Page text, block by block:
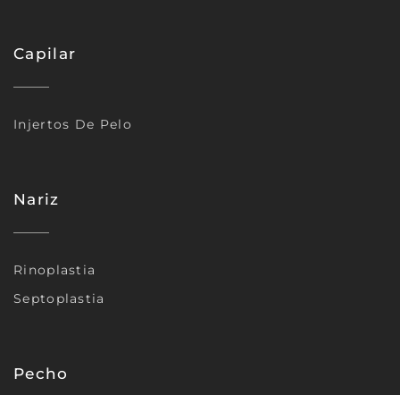
Capilar
Injertos De Pelo
Nariz
Rinoplastia
Septoplastia
Pecho